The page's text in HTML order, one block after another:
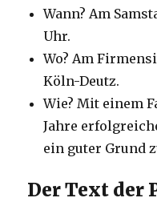
Wann? Am
Uhr.
Wo? Am
Köln-Deutz.
Wie? Mit einem
Jahre
ein guter Grund
Der Text der